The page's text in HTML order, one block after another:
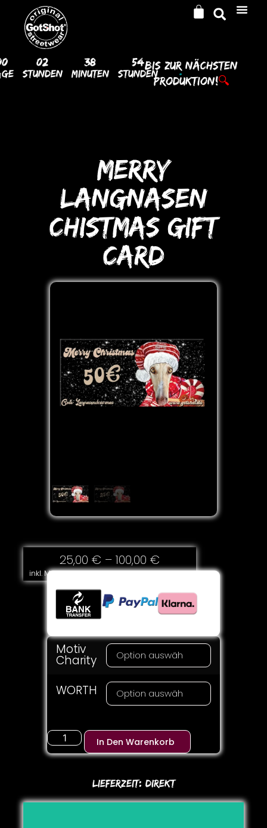
02
Stunden
38
Minuten
54
Stunden
Bis ZurNächsten
Produktion!🔍
MERRY
LANGNASEN
CHISTMAS GIFT
CARD
25,00 € – 100,00 €
inkl. MwSt.
Motiv
Charity
WORTH
In Den Warenkorb
Lieferzeit: DIREKT